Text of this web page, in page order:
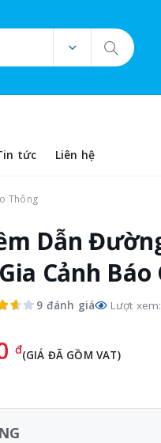
tức Liên hệ
Thông
Dẫn
Cảnh
9 đánh giá Lượt
đ(GIÁ ĐÃ GỒM VAT)